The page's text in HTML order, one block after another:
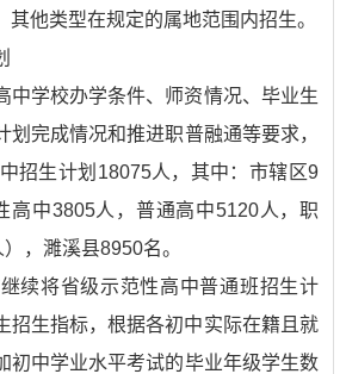
其他类型在规定的属地范围内招生。
中学校办学条件、师资情况、毕业生
划完成情况和推进职普融通等要求，
招生计划18075人，其中：市辖区9
高中3805人，普通高中5120人，职
，濉溪县8950名。
续将省级示范性高中普通班招生计
招生指标，根据各初中实际在籍且就
初中学业水平考试的毕业年级学生数